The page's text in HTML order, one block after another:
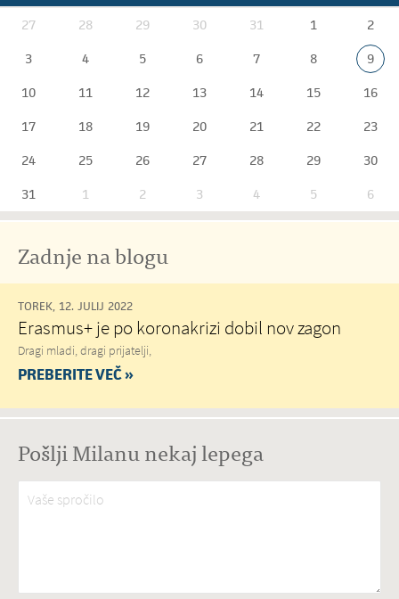
27 28 29 30 31 1
2
3
4 5 6 7 8
9
10
11 12 13 14 15
16
17
18 19 20 21 22
23
24
25 26 27 28 29
30
31
1 2 3 4 5 6
Zadnje na blogu
TOREK, 12. JULIJ 2022
Erasmus+ je po koronakrizi dobil nov zagon
Dragi mladi, dragi prijatelji,
PREBERITE VEČ »
Pošlji Milanu nekaj lepega
Vaše spročilo*